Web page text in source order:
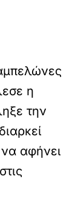
η
την
αφήνει